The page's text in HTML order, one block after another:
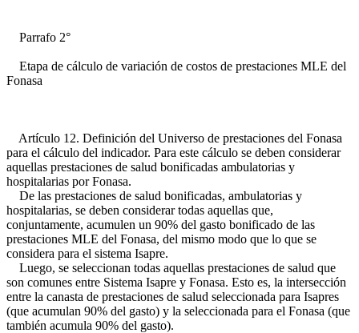
Parrafo 2°
Etapa de cálculo de variación de costos de prestaciones MLE del
Fonasa
Artículo 12. Definición del Universo de prestaciones del Fonasa
para el cálculo del indicador. Para este cálculo se deben considerar
aquellas prestaciones de salud bonificadas ambulatorias y
hospitalarias por Fonasa.
De las prestaciones de salud bonificadas, ambulatorias y
hospitalarias, se deben considerar todas aquellas que,
conjuntamente, acumulen un 90% del gasto bonificado de las
prestaciones MLE del Fonasa, del mismo modo que lo que se
considera para el sistema Isapre.
Luego, se seleccionan todas aquellas prestaciones de salud que
son comunes entre Sistema Isapre y Fonasa. Esto es, la intersección
entre la canasta de prestaciones de salud seleccionada para Isapres
(que acumulan 90% del gasto) y la seleccionada para el Fonasa (que
también acumula 90% del gasto).